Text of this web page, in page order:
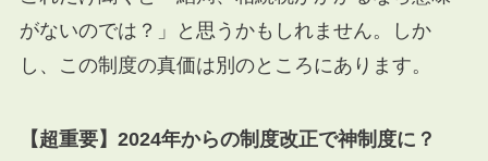
がないのでは？」と思うかもしれません。しか
し、この制度の真価は別のところにあります。
【超重要】2024年からの制度改正で神制度に？